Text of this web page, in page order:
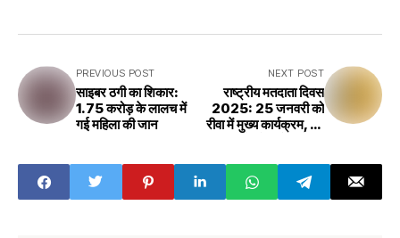
PREVIOUS POST
साइबर ठगी का शिकार:
1.75 करोड़ के लालच में
गई महिला की जान
NEXT POST
राष्ट्रीय मतदाता दिवस
2025: 25 जनवरी को
रीवा में मुख्य कार्यक्रम, नए